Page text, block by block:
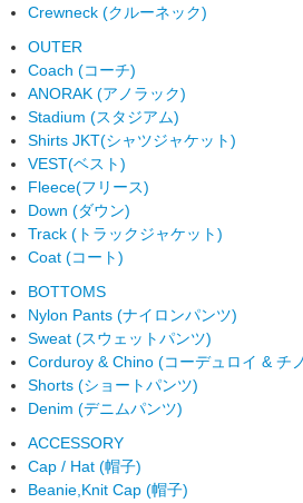
Crewneck (クルーネック)
OUTER
Coach (コーチ)
ANORAK (アノラック)
Stadium (スタジアム)
Shirts JKT(シャツジャケット)
VEST(ベスト)
Fleece(フリース)
Down (ダウン)
Track (トラックジャケット)
Coat (コート)
BOTTOMS
Nylon Pants (ナイロンパンツ)
Sweat (スウェットパンツ)
Corduroy & Chino (コーデュロイ & チ
Shorts (ショートパンツ)
Denim (デニムパンツ)
ACCESSORY
Cap / Hat (帽子)
Beanie,Knit Cap (帽子)